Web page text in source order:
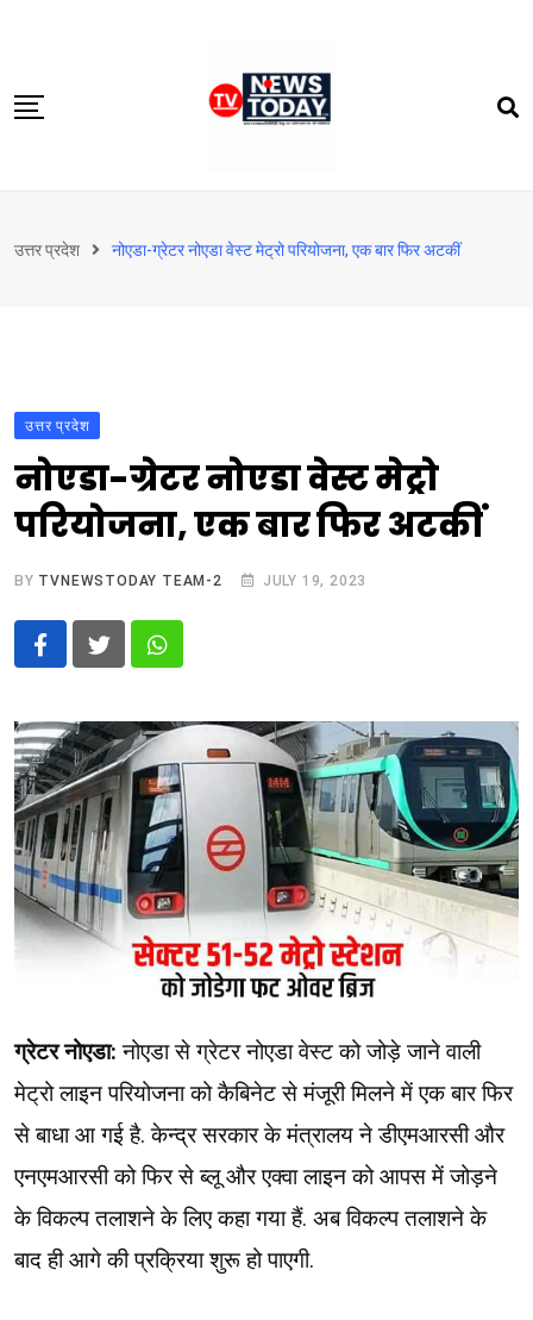
content
दिल्‍ली-एनसीआर
टेक्नोलॉजी
बिजनेस
विदेश
उत्तर प्रदेश नोएडा-ग्रेटर नोएडा वेस्ट मेट्रो परियोजना, एक बार फिर अटकीं
उत्तर प्रदेश
नोएडा-ग्रेटर नोएडा वेस्ट मेट्रो
परियोजना, एक बार फिर अटकीं
BY TVNEWSTODAY TEAM-2 JULY 19, 2023
Whatsapp
ग्रेटर नोएडा: नोएडा से ग्रेटर नोएडा वेस्ट को जोड़े जाने वाली
मेट्रो लाइन परियोजना को कैबिनेट से मंजूरी मिलने में एक बार फिर
से बाधा आ गई है. केन्द्र सरकार के मंत्रालय ने डीएमआरसी और
एनएमआरसी को फिर से ब्लू और एक्वा लाइन को आपस में जोड़ने
के विकल्प तलाशने के लिए कहा गया हैं. अब विकल्प तलाशने के
बाद ही आगे की प्रक्रिया शुरू हो पाएगी.